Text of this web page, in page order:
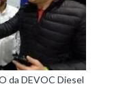
da DEVOC Diesel